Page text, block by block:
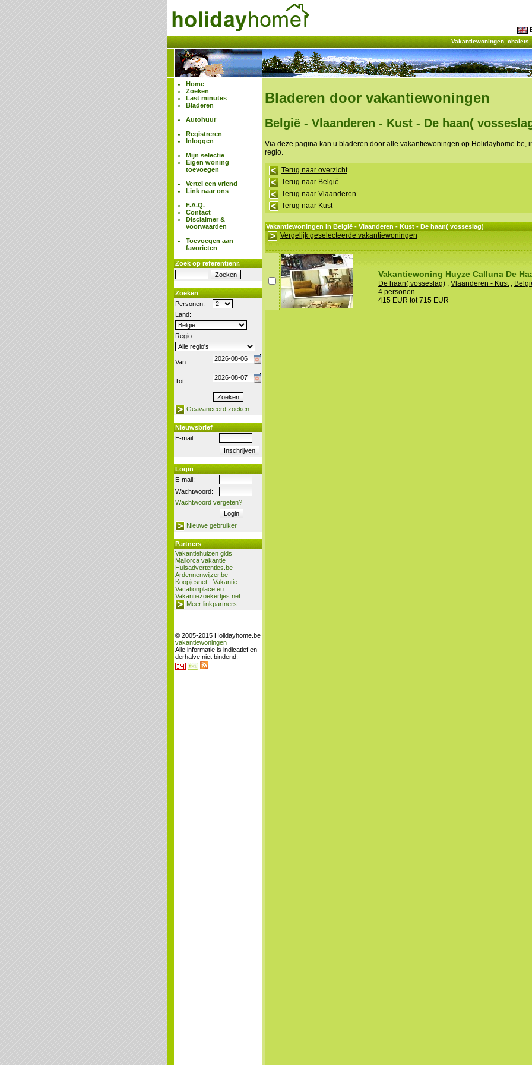
Vakantiewoningen,
Home
Zoeken
Last minutes
Bladeren
Autohuur
Registreren
Inloggen
Mijn selectie
Eigen woning
toevoegen
Vertel een vriend
Link naar ons
F.A.Q.
Contact
Disclaimer &
voorwaarden
Toevoegen aan
favorieten
Zoek op referentienr.
Zoeken
Personen:
Land:
Regio:
Van:
Tot:
Geavanceerd zoeken
Nieuwsbrief
E-mail:
Login
E-mail:
Wachtwoord:
Wachtwoord vergeten?
Nieuwe gebruiker
Partners
Vakantiehuizen gids
Mallorca vakantie
Huisadvertenties.be
Ardennenwijzer.be
Koopjesnet - Vakantie
Vacationplace.eu
Vakantiezoekertjes.net
Meer linkpartners
© 2005-2015 Holidayhome.be
vakantiewoningen
Alle informatie is indicatief en
derhalve niet bindend.
Bladeren door vakantiewoningen
België - Vlaanderen - Kust - De haan(
Via deze pagina kan u bladeren door alle vakantiewoningen op Holidayhome.be,
regio.
Terug naar overzicht
Terug naar België
Terug naar Vlaanderen
Terug naar Kust
Vakantiewoningen in België - Vlaanderen - Kust - De haan( vosseslag)
Vergelijk geselecteerde vakantiewoningen
Vakantiewoning Huyze Calluna De
De haan( vosseslag) , Vlaanderen - Kust,
4 personen
415 EUR tot 715 EUR